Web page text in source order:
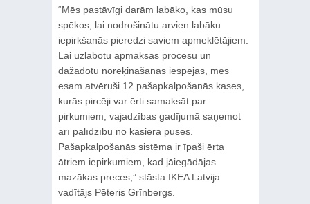
“Mēs pastāvīgi darām labāko, kas mūsu
spēkos, lai nodrošinātu arvien labāku
iepirkšanās pieredzi saviem apmeklētājiem.
Lai uzlabotu apmaksas procesu un
dažādotu norēķināšanās iespējas, mēs
esam atvēruši 12 pašapkalpošanās kases,
kurās pircēji var ērti samaksāt par
pirkumiem, vajadzības gadījumā saņemot
arī palīdzību no kasiera puses.
Pašapkalpošanās sistēma ir īpaši ērta
ātriem iepirkumiem, kad jāiegādājas
mazākas preces,” stāsta IKEA Latvija
vadītājs Pēteris Grīnbergs.